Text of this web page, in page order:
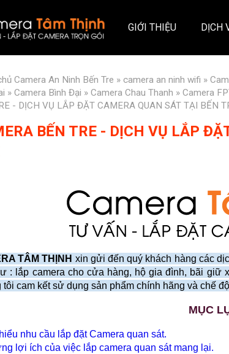
GIỚI THIỆU DỊCH
Camera An Ninh Bến Tre » camera an ninh wifi »
» Camera Bình Đại » Camera Chau Thanh » Camera
- DỊCH VỤ LẮP ĐẶT CAMERA QUAN SÁT TẠI BẾN
BẾN TRE - DỊCH VỤ LẮP
TÂM THỊNH xin gửi đến quý khách hàng các
: lắp camera cho cửa hàng, hộ gia đình, bãi giữ
tôi cam kết sử dụng sản phẩm chính hãng và chế
MỤC
nhu cầu lắp đặt Camera quan sát.
lợi ích của việc lắp camera quan sát mang lại.